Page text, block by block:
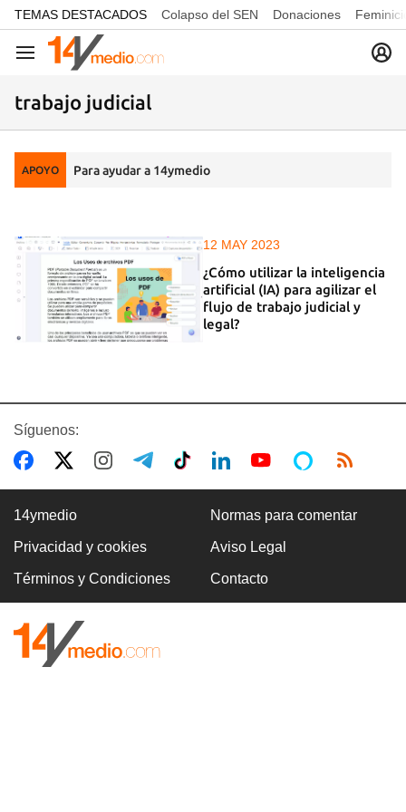
common.go-to-content
TEMAS DESTACADOS Colapso del SEN Donaciones
Navegación
trabajo judicial
APOYO Para ayudar a 14ymedio
12 MAY 2023
¿Cómo utilizar la inteligencia
artificial (IA) para agilizar el
flujo de trabajo judicial y
legal?
Síguenos:
14ymedio Normas para comentar
Privacidad y cookies Aviso Legal
Términos y Condiciones Contacto